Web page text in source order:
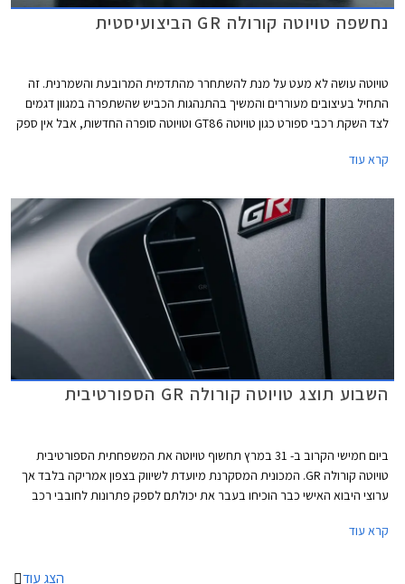
נחשפה טויוטה קורולה GR הביצועיסטית
טויוטה עושה לא מעט על מנת להשתחרר מהתדמית המרובעת והשמרנית. זה
התחיל בעיצובים מעוררים והמשיך בהתנהגות הכביש שהשתפרה במגוון דגמים
לצד השקת רכבי ספורט כגון טויוטה GT86 וטויוטה סופרה החדשות, אבל אין ספק
המירוצים של טויוטה GAZOO Racing שאמונה על פיתוח המכונית.
קרא עוד
השבוע תוצג טויוטה קורולה GR הספורטיבית
ביום חמישי הקרוב ב- 31 במרץ תחשוף טויוטה את המשפחתית הספורטיבית
טויוטה קורולה GR. המכונית המסקרנת מיועדת לשיווק בצפון אמריקה בלבד אך
ערוצי היבוא האישי כבר הוכיחו בעבר את יכולתם לספק פתרונות לחובבי רכב
כשהיא כבר מחליטה לעשות זאת היא בדרך כלל לא מאכזבת ומצליחה לספק
קרא עוד
הצג עוד